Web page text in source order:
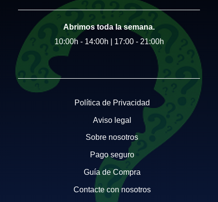
Abrimos toda la semana.
10:00h - 14:00h | 17:00 - 21:00h
Política de Privacidad
Aviso legal
Sobre nosotros
Pago seguro
Guía de Compra
Contacte con nosotros